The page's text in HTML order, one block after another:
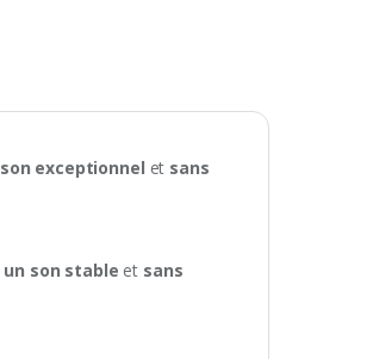
son exceptionnel et sans
un son stable et sans